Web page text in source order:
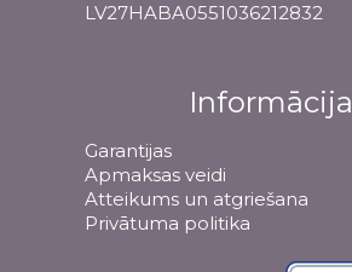
LV27HABA0551036212832
Informācija
Garantijas
Apmaksas veidi
Atteikums un atgriešana
Privātuma politika